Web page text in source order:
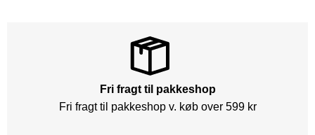
Fri fragt til pakkeshop
Fri fragt til pakkeshop v. køb over 599 kr